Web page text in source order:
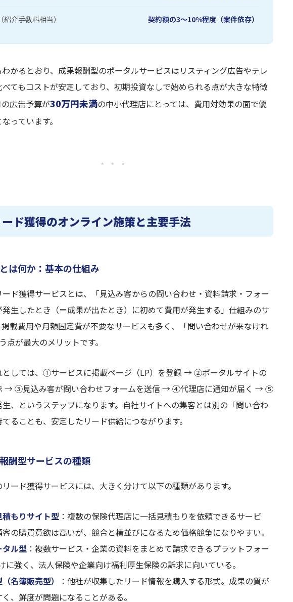
介手数料相当） 契約額の3〜10%程度（案件依存）
かるとおり、成果報酬型のポータルサービスはリスティング広告やテレ
てもコストが安定しており、初期投資なしで始められる点が大きな特徴
広告予算が30万円未満の中小代理店にとっては、費用対効果の面で優
っています。
* * *
ド獲得のオンライン施策と主要手法
は何か：基本の仕組み
ド獲得サービスとは、「見込み客からの問い合わせ・資料請求・フォー
生したとき（＝成果が出たとき）に初めて費用が発生する」仕組みのサ
載費用や月額固定費が不要なサービスも多く、「問い合わせが来なけれ
点が最大のメリットです。
としては、①サービスに掲載ページ（LP）を登録 → ②ポータルサイトの
→ ③見込み客が問い合わせフォームを送信 → ④代理店に通知が届く → ⑤
、というステップになります。自社サイトへの集客とは別の「問い合わ
ることも、安定したリード供給につながります。
酬型サービスの種類
ード獲得サービスには、大きく分けて以下の種類があります。
もりサイト型 ：複数の保険代理店に一括見積もりを依頼できるサービ
の購買意欲は高いが、競合と横並びになるため価格競争になりやすい。
タル型 ：複数サービス・企業の資料をまとめて請求できるプラットフォー
に強く、法人保険や企業向け福利厚生保険の訴求に向いている。
名簿販売型）
：他社が収集したリード情報を購入する形式。成果の質が
、鮮度が問題になることがある。